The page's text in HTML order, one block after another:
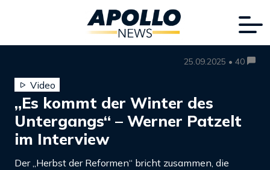
25.09.2025 • 40
Video
„Es kommt der Winter des
Untergangs“ – Werner Patzelt
im Interview
Der „Herbst der Reformen“ bricht zusammen, die